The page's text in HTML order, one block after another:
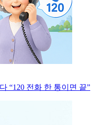
“120 전화 한 통이면 끝”